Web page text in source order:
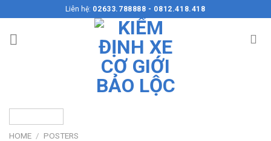
to
content
Liên hệ: 02633.788888 - 0812.418.418
HOME / POSTERS